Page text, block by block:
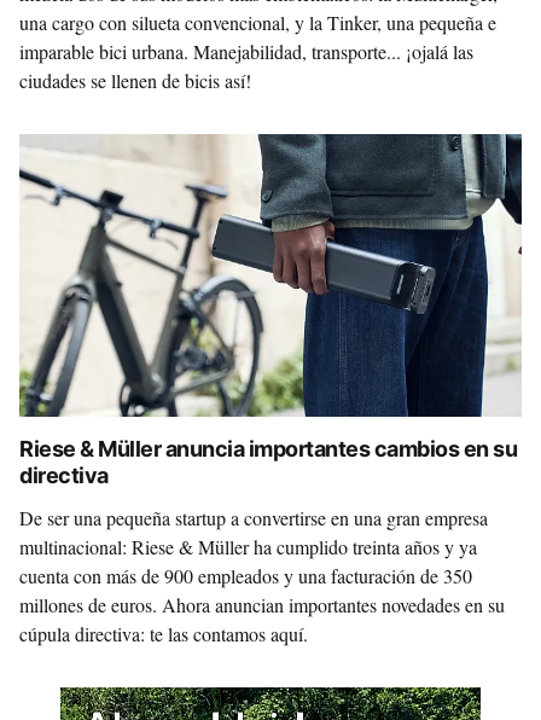
una cargo con silueta convencional, y la Tinker, una pequeña e
imparable bici urbana. Manejabilidad, transporte... ¡ojalá las
ciudades se llenen de bicis así!
Riese & Müller anuncia importantes cambios en su
directiva
De ser una pequeña startup a convertirse en una gran empresa
multinacional: Riese & Müller ha cumplido treinta años y ya
cuenta con más de 900 empleados y una facturación de 350
millones de euros. Ahora anuncian importantes novedades en su
cúpula directiva: te las contamos aquí.